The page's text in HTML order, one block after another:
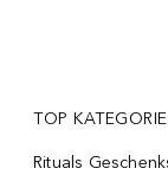
TOP
Rituals